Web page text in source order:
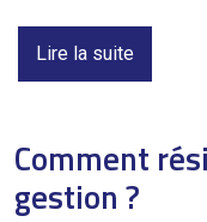
Lire la suite
Comment
gestion ?